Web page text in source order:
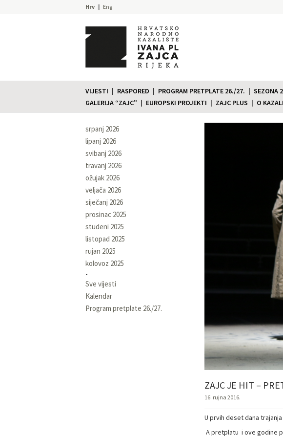
Hrv Eng
VIJESTI RASPORED PROGRAM PRETPLATE 26./27. SEZONA
GALERIJA “ZAJC”
EUROPSKI PROJEKTI ZAJC PLUS O
srpanj 2026
lipanj 2026
svibanj 2026
travanj 2026
ožujak 2026
veljača 2026
siječanj 2026
prosinac 2025
studeni 2025
listopad 2025
rujan 2025
kolovoz 2025
Sve vijesti
Kalendar
Program pretplate 26./27.
ZAJC JE HIT –
16. rujna 2016.
U prvih deset dana
A pretplatu i ove godine